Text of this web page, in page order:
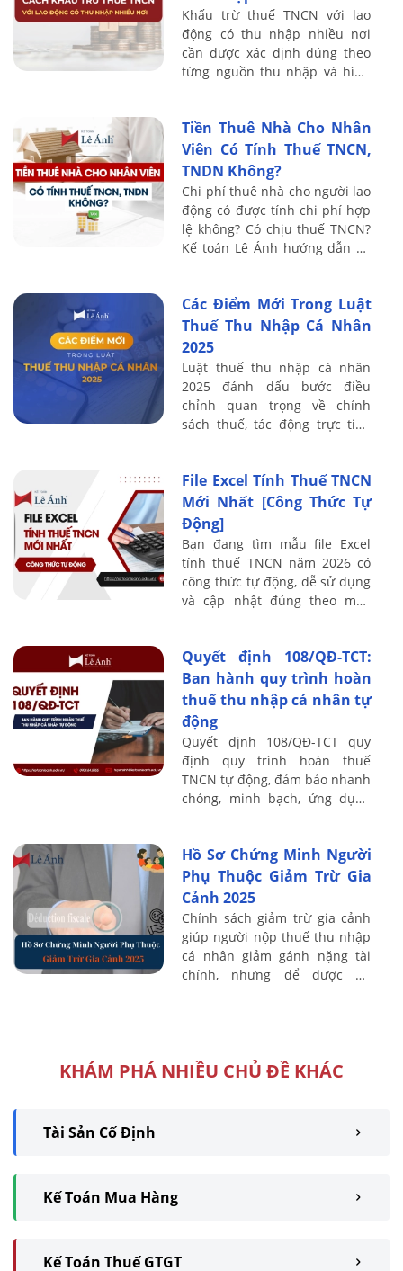
Khấu trừ thuế TNCN với lao
động có thu nhập nhiều nơi
cần được xác định đúng theo
từng nguồn thu nhập và hình
áp dụng, ...
Tiền Thuê Nhà Cho Nhân
Viên Có Tính Thuế TNCN,
TNDN Không?
Chi phí thuê nhà cho người lao
động có được tính chi phí hợp
lệ không? Có chịu thuế TNCN?
Kế toán Lê Ánh hướng dẫn xử
Các Điểm Mới Trong Luật
Thuế Thu Nhập Cá Nhân
2025
Luật thuế thu nhập cá nhân
2025 đánh dấu bước điều
chỉnh quan trọng về chính
sách thuế, tác động trực tiếp
nghiệp. Các sửa ...
File Excel Tính Thuế TNCN
Mới Nhất [Công Thức Tự
Động]
Bạn đang tìm mẫu file Excel
tính thuế TNCN năm 2026 có
công thức tự động, dễ sử dụng
và cập nhật đúng theo mức
toán – nhân ...
Quyết định 108/QĐ-TCT:
Ban hành quy trình hoàn
thuế thu nhập cá nhân tự
động
Quyết định 108/QĐ-TCT quy
định quy trình hoàn thuế
TNCN tự động, đảm bảo nhanh
chóng, minh bạch, ứng dụng
Hồ Sơ Chứng Minh Người
Phụ Thuộc Giảm Trừ Gia
Cảnh 2025
Chính sách giảm trừ gia cảnh
giúp người nộp thuế thu nhập
cá nhân giảm gánh nặng tài
chính, nhưng để được áp
KHÁM PHÁ NHIỀU CHỦ ĐỀ KHÁC
Tài Sản Cố Định
Kế Toán Mua Hàng
Kế Toán Thuế GTGT